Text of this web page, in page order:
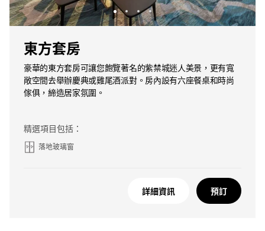
東方套房
豪華的東方套房可讓您飽覽著名的紫禁城迷人美景，更有寬
敞空間去舉辦慶典或雞尾酒派對。房內設有六座餐桌和時尚
傢俱，締造居家氛圍。
精選項目包括：
落地玻璃窗
詳細資訊 預訂